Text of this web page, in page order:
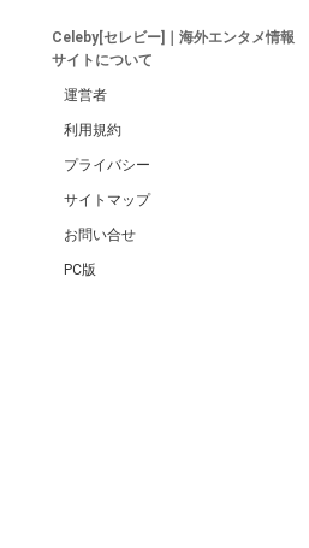
Celeby[セレビー]｜海外エンタメ情報
サイトについて
運営者
利用規約
プライバシー
サイトマップ
お問い合せ
PC版